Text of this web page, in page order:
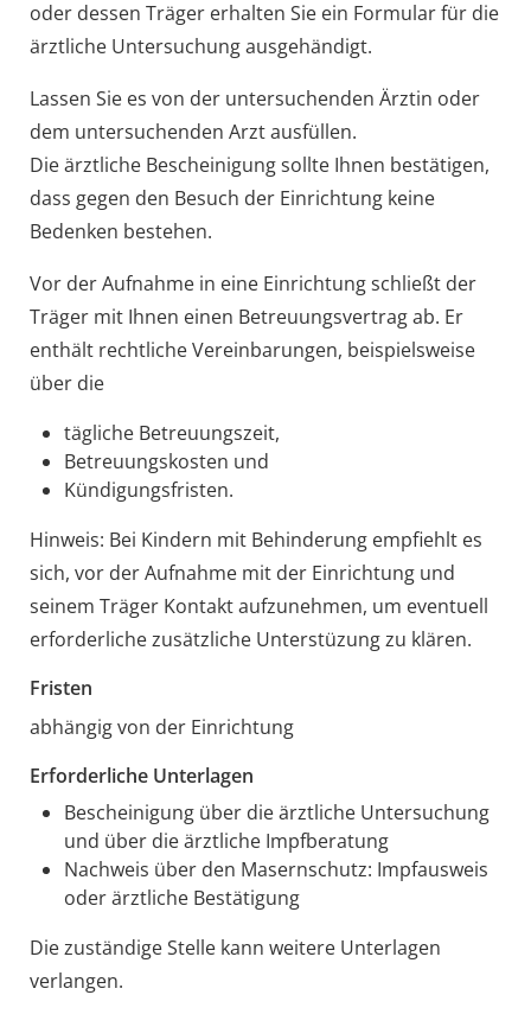
oder dessen Träger erhalten Sie ein Formular für die
ärztliche Untersuchung ausgehändigt.
Lassen Sie es von der untersuchenden Ärztin oder
dem untersuchenden Arzt ausfüllen.
Die ärztliche Bescheinigung sollte Ihnen bestätigen,
dass gegen den Besuch der Einrichtung keine
Bedenken bestehen.
Vor der Aufnahme in eine Einrichtung schließt der
Träger mit Ihnen einen Betreuungsvertrag ab. Er
enthält rechtliche Vereinbarungen, beispielsweise
über die
tägliche Betreuungszeit,
Betreuungskosten und
Kündigungsfristen.
Hinweis: Bei Kindern mit Behinderung empfiehlt es
sich, vor der Aufnahme mit der Einrichtung und
seinem Träger Kontakt aufzunehmen, um eventuell
erforderliche zusätzliche Unterstüzung zu klären.
Fristen
abhängig von der Einrichtung
Erforderliche Unterlagen
Bescheinigung über die ärztliche Untersuchung
und über die ärztliche Impfberatung
Nachweis über den Masernschutz: Impfausweis
oder ärztliche Bestätigung
Die zuständige Stelle kann weitere Unterlagen
verlangen.